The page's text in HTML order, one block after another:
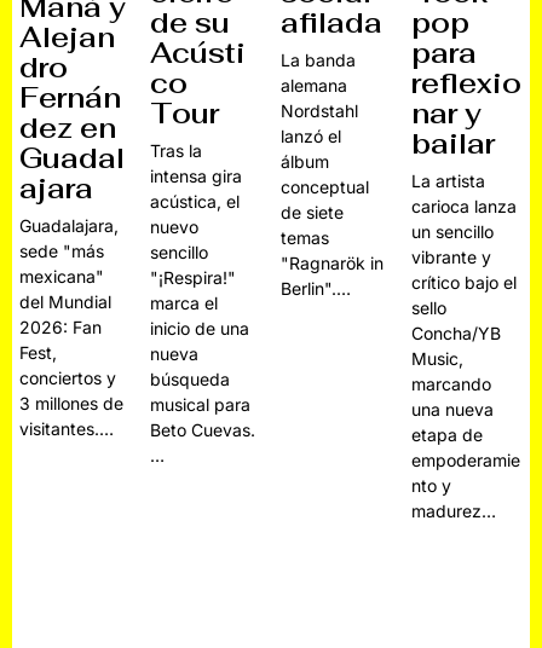
Maná y
Alejan
dro
Fernán
dez en
Guadal
ajara
Guadalajara,
sede "más
mexicana"
del Mundial
2026: Fan
Fest,
conciertos y
3 millones de
visitantes.…
de su
Acústi
co
Tour
Tras la
intensa gira
acústica, el
nuevo
sencillo
"¡Respira!"
marca el
inicio de una
nueva
búsqueda
musical para
Beto Cuevas.
…
afilada
La banda
alemana
Nordstahl
lanzó el
álbum
conceptual
de siete
temas
"Ragnarök in
Berlin".…
pop
para
reflexio
nar y
bailar
La artista
carioca lanza
un sencillo
vibrante y
crítico bajo el
sello
Concha/YB
Music,
marcando
una nueva
etapa de
empoderamie
nto y
madurez…